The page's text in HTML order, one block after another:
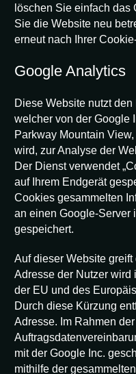
löschen Sie einfach das
Sie die Website neu
erneut nach Ihrer
Google Analytics
Diese Website nutzt den
welcher von der Google
Parkway Mountain
wird, zur Analyse der
Der Dienst verwendet
auf Ihrem Endgerät
Cookies gesammelten
an einen Google-Server
gespeichert.
Auf dieser Website
Adresse der Nutzer wird
der EU und des
Durch diese Kürzung
Adresse. Im Rahmen
mit der Google Inc.
mithilfe der